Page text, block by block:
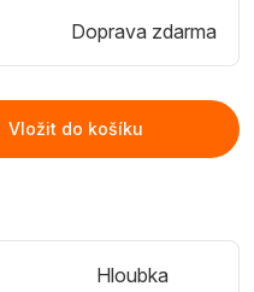
Doprava zdarma
Vložit do košíku
Hloubka